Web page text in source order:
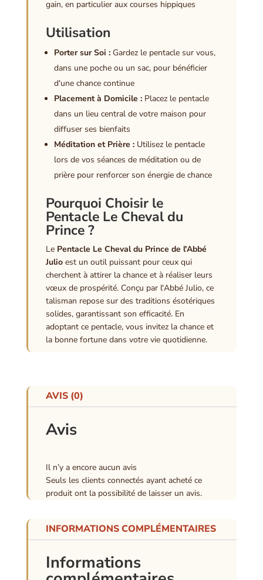
gain, en particulier aux courses hippiques
Utilisation
Porter sur Soi :Gardez le pentacle sur vous,
dans une poche ou un sac, pour bénéficier
d'une chance continue
Placement à Domicile :Placez le pentacle
dans un lieu central de votre maison pour
diffuser ses bienfaits
Méditation et Prière :Utilisez le pentacle
lors de vos séances de méditation ou de
prière pour renforcer son énergie de chance
Pourquoi Choisir le
Pentacle Le Cheval du
Prince ?
Le Pentacle Le Cheval du Prince de l'Abbé
Julioest un outil puissant pour ceux qui
cherchent à attirer la chance et à réaliser leurs
vœux de prospérité. Conçu par l'Abbé Julio, ce
talisman repose sur des traditions ésotériques
solides, garantissant son efficacité. En
adoptant ce pentacle, vous invitez la chance et
la bonne fortune dans votre vie quotidienne.
AVIS (0)
Avis
Il n’y a encore aucun avis
Seuls les clients connectés ayant acheté ce
produit ont la possibilité de laisser un avis.
INFORMATIONS COMPLÉMENTAIRES
Informations